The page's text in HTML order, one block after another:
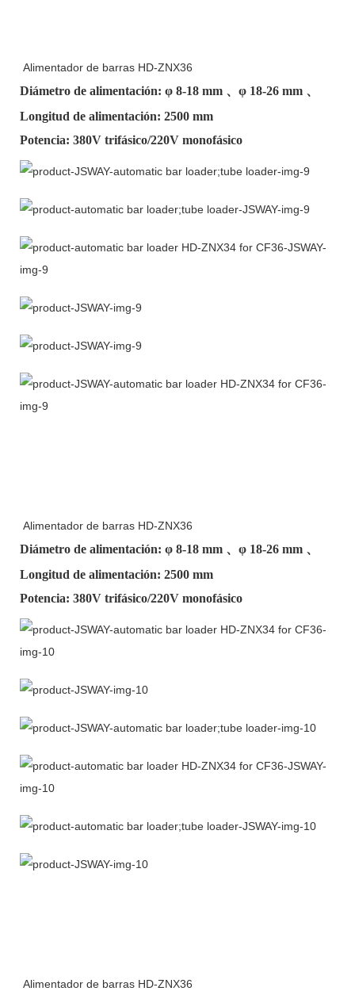
Alimentador de barras HD-ZNX36
Diámetro de alimentación: φ 8-18 mm 、φ 18-26 mm 、
Longitud de alimentación: 2500 mm
Potencia: 380V trifásico/220V monofásico
Alimentador de barras HD-ZNX36
Diámetro de alimentación: φ 8-18 mm 、φ 18-26 mm 、
Longitud de alimentación: 2500 mm
Potencia: 380V trifásico/220V monofásico
Alimentador de barras HD-ZNX36